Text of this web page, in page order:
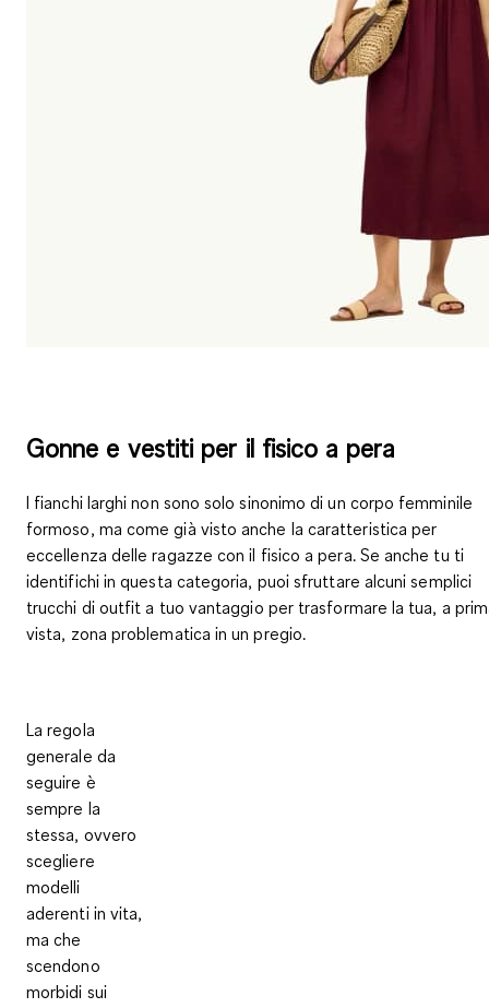
Gonne e vestiti per il fisico a pera
I fianchi larghi non sono solo sinonimo di un corpo femminile
formoso, ma come già visto anche la caratteristica per
eccellenza delle ragazze con il fisico a pera. Se anche tu ti
identifichi in questa categoria, puoi sfruttare alcuni semplici
trucchi di outfit a tuo vantaggio per trasformare la tua, a
vista, zona problematica in un pregio.
La regola
generale da
seguire è
sempre la
stessa, ovvero
scegliere
modelli
aderenti in vita,
ma che
scendono
morbidi sui